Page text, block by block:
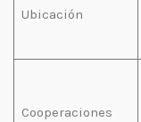
Ubicación
Cooperaciones